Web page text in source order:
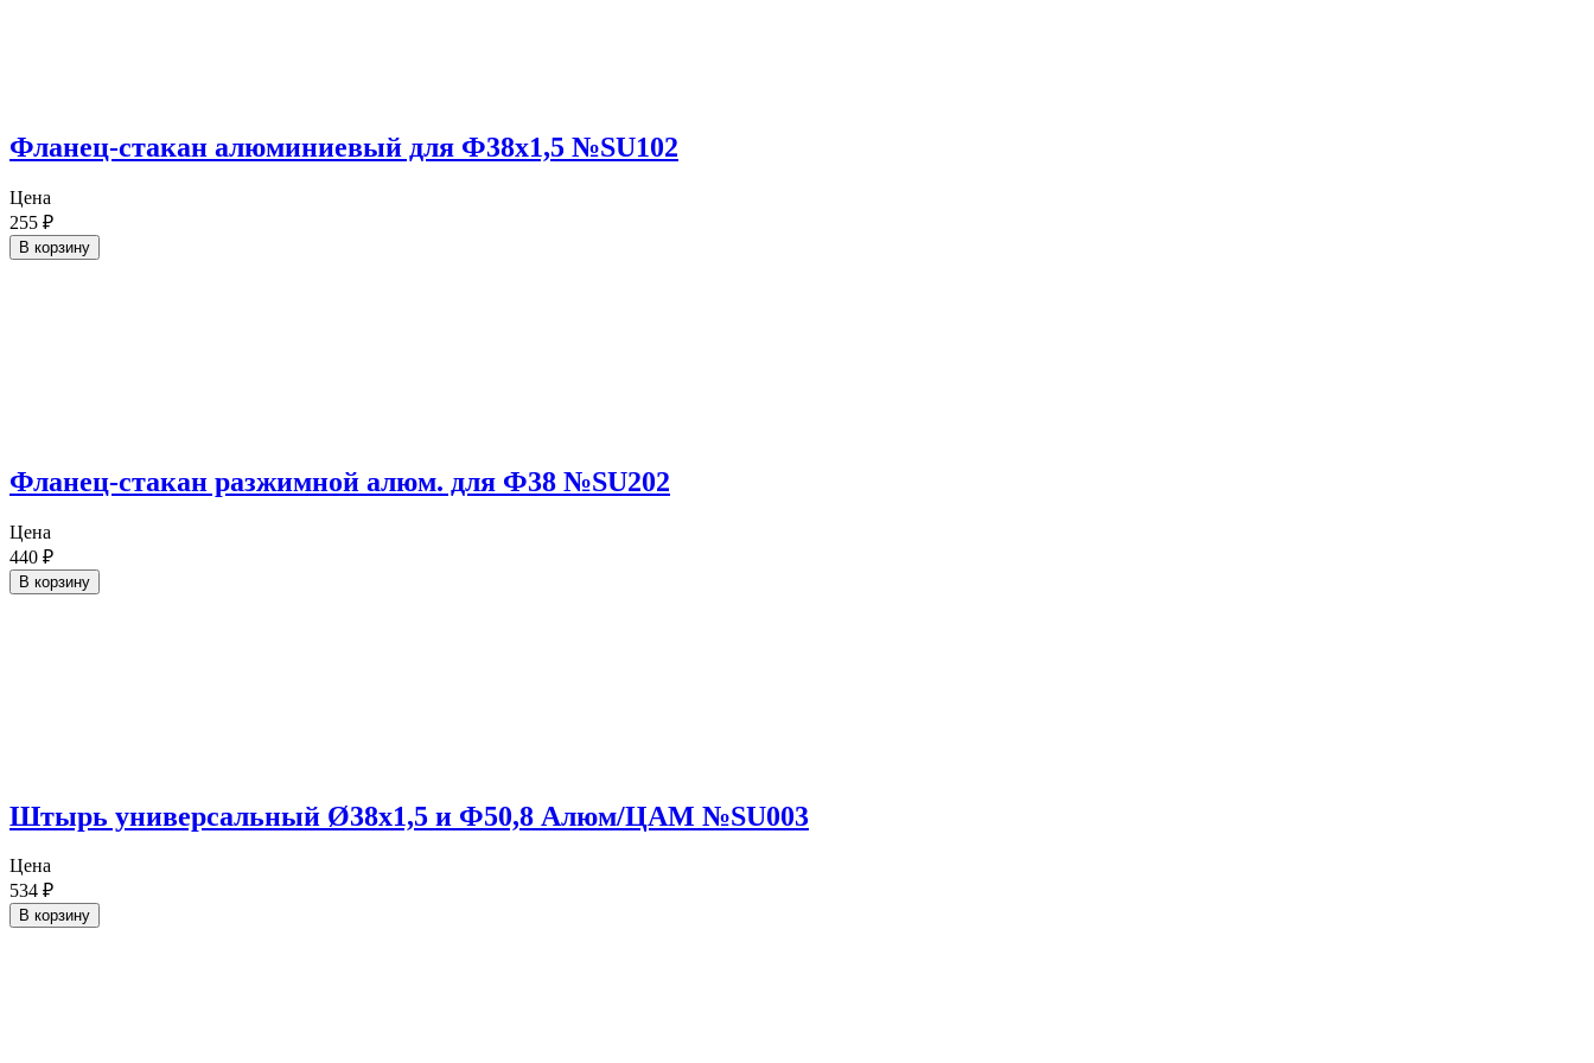
Фланец-стакан алюминиевый для Ф38х1,5 №SU102
Цена
255 ₽
В корзину
Фланец-стакан разжимной алюм. для Ф38 №SU202
Цена
440 ₽
В корзину
Штырь универсальный Ø38х1,5 и Ф50,8 Алюм/ЦАМ №SU003
Цена
534 ₽
В корзину